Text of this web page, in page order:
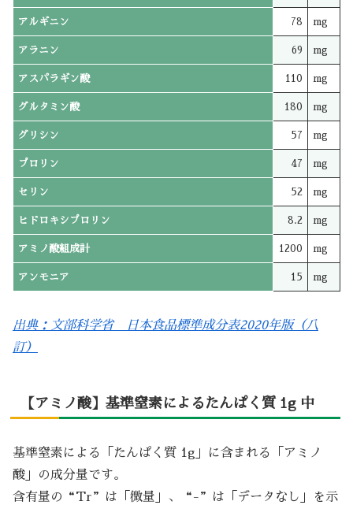
アルギニン 78 mg
アラニン 69 mg
アスパラギン酸 110 mg
グルタミン酸 180 mg
グリシン 57 mg
プロリン 47 mg
セリン 52 mg
ヒドロキシプロリン 8.2 mg
アミノ酸組成計 1200 mg
アンモニア 15 mg
出典：文部科学省 日本食品標準成分表2020年版（八
訂）
【アミノ酸】基準窒素によるたんぱく質 1g 中
基準窒素による「たんぱく質 1g」に含まれる「アミノ
酸」の成分量です。
含有量の“Tr”は「微量」、“-”は「データなし」を示